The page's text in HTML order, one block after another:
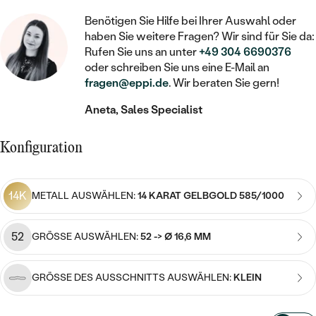
IM SET
NACH PREIS
GÜNSTIG
LUXURIÖSE
LAB GROWN DIAMANTEN ZUM
EINFASSEN
FARBIGE DIAMANTEN ZUM EINFASSEN
NACH EDELSTEIN
MIT DIAMANT
MIT LAB GROWN DIAMANT
MIT MOISSANIT
MIT FARBIGEN DIAMANTEN
MIT SCHWARZEN DIAMANTEN
SCHMUCK FÜR KINDER
BROSCHEN
SCHMUCKZUBEHÖR
SILBER
PLATIN
NACH STEIN
PIERCINGS
MIT DIAMANT
MIT EDELSTEIN
PERLENOHRRINGE
NACH PREIS
PREISWERTE
LUXURIÖSE
MEDAILLON
KETTEN
HERZKETTEN
MIT DIAMANT
MIT EDELSTEIN
PERLENKETTEN
SIEGELRINGE
PERSONALISIERT
NACH EDELSTEIN
MIT DIAMANT
MIT EDELSTEIN
PERLENRINGE
NACH PREIS
PREISWERTE
Benötigen Sie Hilfe bei Ihrer Auswahl oder
haben Sie weitere Fragen? Wir sind für Sie da:
Rufen Sie uns an unter+49 304 6690376
oder schreiben Sie uns eine E-Mail an
fragen@eppi.de. Wir beraten Sie gern!
Aneta, Sales Specialist
Konfiguration
14K METALL AUSWÄHLEN:14 KARAT GELBGOLD 585/1000
52 GRÖSSE AUSWÄHLEN:52 -> Ø 16,6 MM
GRÖSSE DES AUSSCHNITTS AUSWÄHLEN:KLEIN